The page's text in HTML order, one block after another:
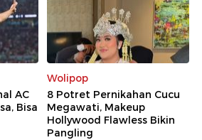
AC
Bisa
Wolipop
8 Potret Pernikahan Cucu
Megawati, Makeup
Hollywood Flawless Bikin
Pangling